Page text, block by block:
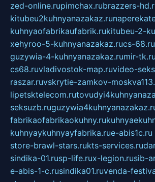
zed-online.rupimchax.rubrazzers-
kitubeu2kuhnyanazakaz.ru
kuhnyaofabrikaufabrik.rukitubeu-2-
xehyroo-5-kuhnyanazakaz.rucs-68.ru
guzywia-4-kuhnyanazakaz.rumir-tk.ru
cs68.ruvladivostok-map.ruvideo-
raszar.ruvskrytie-zamkov-
lipetsktelecom.ru
seksuzb.ru
fabrikaofabrikaokuhny.ru
kuhnyaykuhnyayfabrika.rue-abis1c.ru
store-brawl-stars.rukts-services.ru
sindika-01.rusp-life.rux-legion.rusib-
e-abis-1-c.rusindika01.ruvenda-